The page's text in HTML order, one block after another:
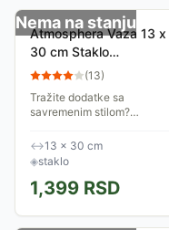
Nema na stanju
Atmosphera Vaza 13 x
30 cm Staklo
Transparent
(13)
Tražite dodatke sa
savremenim stilom?
je upravo ono što vam treba!
Elegantna, pristupačna vaza
Sa visinom od 30 cm, ova...
↔13 × 30 cm
◈staklo
1,399 RSD